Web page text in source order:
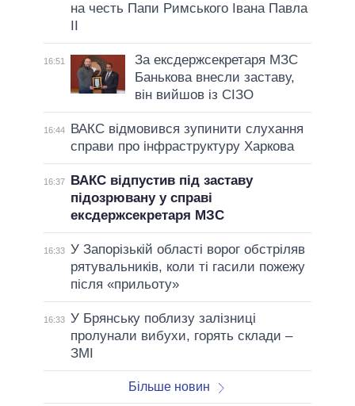
на честь Папи Римського Івана Павла
16:51
За ексдержсекретаря МЗС
Банькова внесли заставу,
він вийшов із СІЗО
16:44
ВАКС відмовився зупинити слухання
справи про інфраструктуру Харкова
16:37
ВАКС відпустив під заставу
підозрювану у справі
ексдержсекретаря МЗС
16:33 У Запорізькій області ворог обстріляв
рятувальників, коли ті гасили пожежу
після «прильоту»
16:33 У Брянську поблизу залізниці
пролунали вибухи, горять склади –
ЗМІ
Більше новин